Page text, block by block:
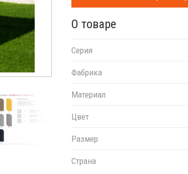
О товаре
Серия
Фабрика
Материал
Цвет
Размер
Страна